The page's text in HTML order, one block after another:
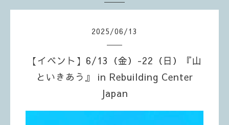
2025/06/13
【イベント】6/13（金）-22（日）『山
といきあう』 in Rebuilding Center
Japan